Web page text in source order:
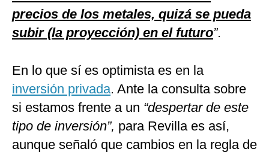
precios de los metales, quizá se pueda
subir (la proyección) en el futuro”.
En lo que sí es optimista es en la
inversión privada. Ante la consulta sobre
si estamos frente a un “despertar de este
tipo de inversión”, para Revilla es así,
aunque señaló que cambios en la regla de